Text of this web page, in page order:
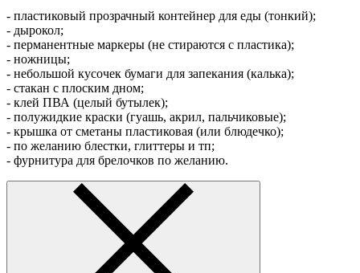
- пластиковый прозрачный контейнер для еды (тонкий);
- дырокол;
- перманентные маркеры (не стираются с пластика);
- ножницы;
- небольшой кусочек бумаги для запекания (калька);
- стакан с плоским дном;
- клей ПВА (целый бутылек);
- полужидкие краски (гуашь, акрил, пальчиковые);
- крышка от сметаны пластиковая (или блюдечко);
- по желанию блестки, глиттеры и тп;
- фурнитура для брелочков по желанию.